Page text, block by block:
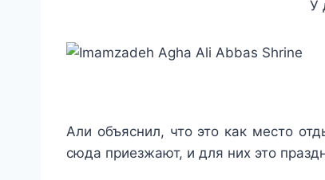
У
Али объяснил, что это как место
сюда приезжают, и для них это